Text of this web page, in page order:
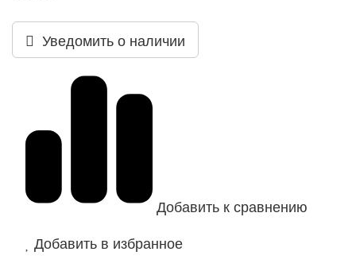
Уведомить о наличии
Добавить к сравнению
Добавить в избранное